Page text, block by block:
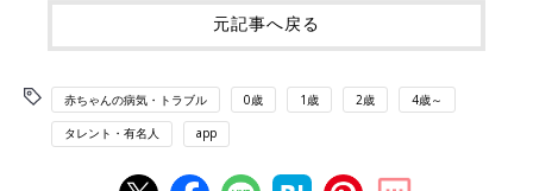
元記事へ戻る
赤ちゃんの病気・トラブル 0歳 1歳 2歳 4歳～
タレント・有名人 app